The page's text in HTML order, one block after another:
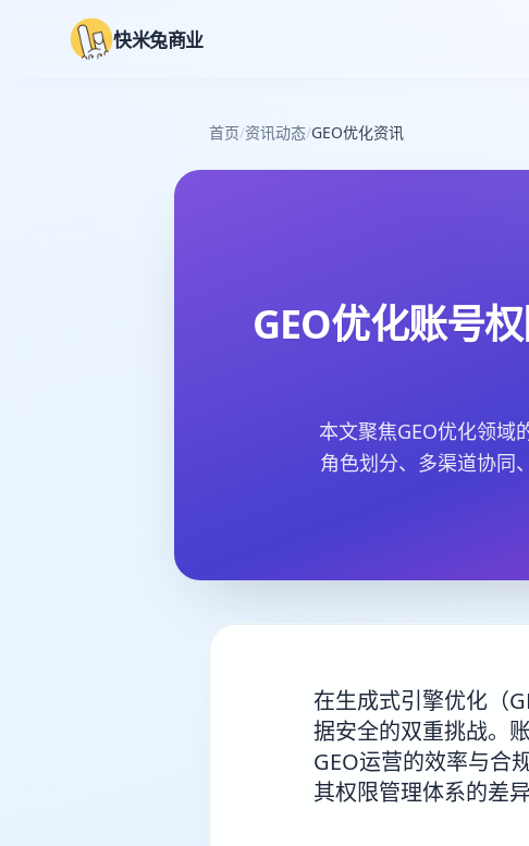
快米兔商业
首页/资讯动态/GEO优化资讯
GEO优化账号
本文聚焦GEO优化领域
角色划分、多渠道协同
在生成式引擎优化（
据安全的双重挑战。
GEO运营的效率与合
其权限管理体系的差